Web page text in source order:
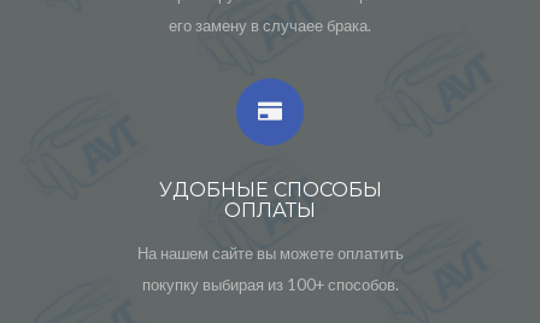
его замену в случаее брака.
УДОБНЫЕ СПОСОБЫ
ОПЛАТЫ
На нашем сайте вы можете оплатить
покупку выбирая из 100+ способов.